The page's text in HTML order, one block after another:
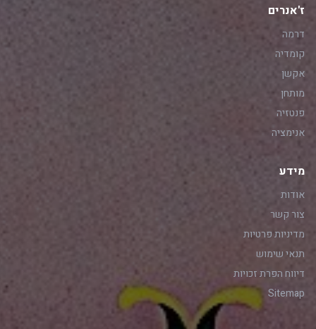
ז'אנרים
דרמה
קומדיה
אקשן
מותחן
פנטזיה
אנימציה
מידע
אודות
צור קשר
מדיניות פרטיות
תנאי שימוש
דיווח הפרת זכויות
Sitemap